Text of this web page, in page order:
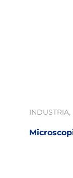
INDUSTRIA,